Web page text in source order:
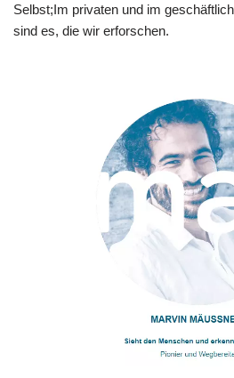
Selbst;Im privaten und im
sind es, die wir erforschen.